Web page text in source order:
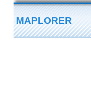
MAPLORER